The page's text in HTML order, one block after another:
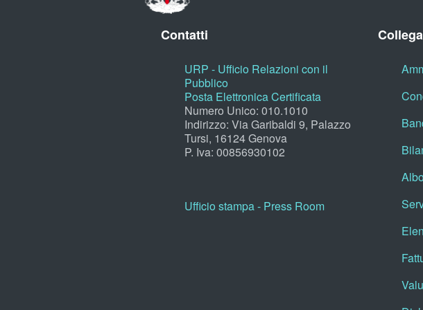
Contatti
URP - Ufficio Relazioni con il
Pubblico
Posta Elettronica Certificata
Numero Unico: 010.1010
Indirizzo: Via Garibaldi 9, Palazzo
Tursi, 16124 Genova
P. Iva: 00856930102
Ufficio stampa - Press Room